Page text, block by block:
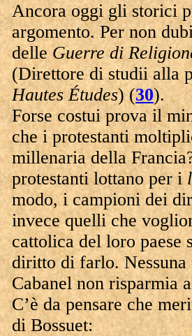
Ancora oggi gli storici
argomento. Per non
delleGuerre di
(Direttore di studii alla
Hautes Études) (30).
Forse costui prova il
che i protestanti
millenaria della
protestanti lottano per i
modo, i campioni dei
invece quelli che
cattolica del loro paese
diritto di farlo. Nessuna
Cabanel non risparmia
C’è da pensare che
di Bossuet: